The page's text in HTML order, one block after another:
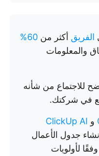
الفريق أكثر من
60%
والمعلومات
للاجتماع من شأنه
في شركتك.
و ClickUp AI
جدول الأعمال
لأولويات